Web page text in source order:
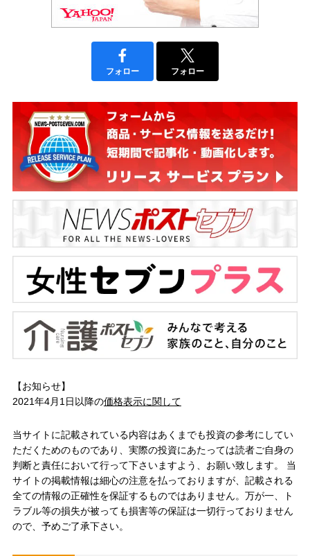
フォロー フォロー
【お知らせ】
2021年4月1日以降の価格表示に関して
当サイトに記載されている内容はあくまでも投資の参考にしてい
ただくためのものであり、実際の投資にあたっては読者ご自身の
判断と責任において行って下さいますよう、お願い致します。 当
サイトの掲載情報は細心の注意を払っておりますが、記載される
全ての情報の正確性を保証するものではありません。万が一、ト
ラブル等の損失が被っても損害等の保証は一切行っておりません
ので、予めご了承下さい。